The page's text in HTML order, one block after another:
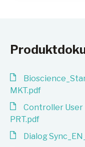
MKT.pdf
Controller User
PRT.pdf
Dialog